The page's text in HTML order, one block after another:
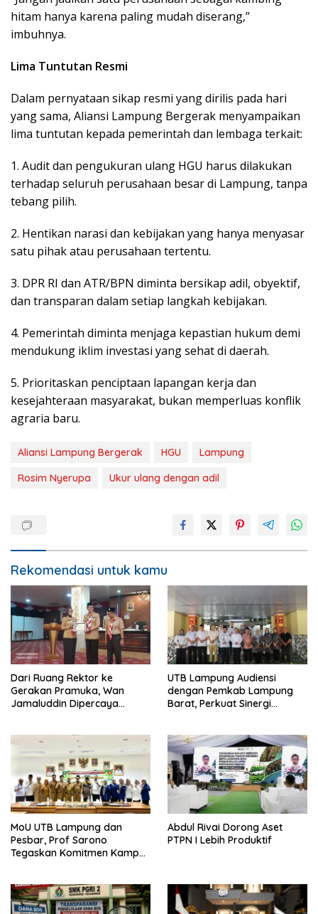
hitam hanya karena paling mudah diserang,”
imbuhnya.
Lima Tuntutan Resmi
Dalam pernyataan sikap resmi yang dirilis pada hari
yang sama, Aliansi Lampung Bergerak menyampaikan
lima tuntutan kepada pemerintah dan lembaga terkait:
1. Audit dan pengukuran ulang HGU harus dilakukan
terhadap seluruh perusahaan besar di Lampung, tanpa
tebang pilih.
2. Hentikan narasi dan kebijakan yang hanya menyasar
satu pihak atau perusahaan tertentu.
3. DPR RI dan ATR/BPN diminta bersikap adil, obyektif,
dan transparan dalam setiap langkah kebijakan.
4. Pemerintah diminta menjaga kepastian hukum demi
mendukung iklim investasi yang sehat di daerah.
5. Prioritaskan penciptaan lapangan kerja dan
kesejahteraan masyarakat, bukan memperluas konflik
agraria baru.
Aliansi Lampung Bergerak HGU
Lampung
Rosim Nyerupa
Ukur ulang dengan adil
Rekomendasi untuk kamu
Dari Ruang Rektor ke
Gerakan Pramuka, Wan
Jamaluddin Dipercaya
UTB Lampung Audiensi
dengan Pemkab Lampung
Barat, Perkuat Sinergi
MoU UTB Lampung dan
Pesbar, Prof Sarono
Tegaskan Komitmen Kampus
Abdul Rivai Dorong Aset
PTPN I Lebih Produktif